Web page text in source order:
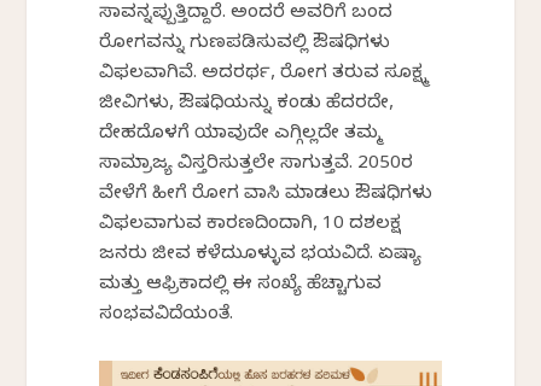
ಸಾವನ್ನಪ್ಪುತ್ತಿದ್ದಾರೆ. ಅಂದರೆ ಅವರಿಗೆ ಬಂದ
ರೋಗವನ್ನು ಗುಣಪಡಿಸುವಲ್ಲಿ ಔಷಧಿಗಳು
ವಿಫಲವಾಗಿವೆ. ಅದರರ್ಥ, ರೋಗ ತರುವ ಸೂಕ್ಷ್ಮ
ಜೀವಿಗಳು, ಔಷಧಿಯನ್ನು ಕಂಡು ಹೆದರದೇ,
ದೇಹದೊಳಗೆ ಯಾವುದೇ ಎಗ್ಗಿಲ್ಲದೇ ತಮ್ಮ
ಸಾಮ್ರಾಜ್ಯ ವಿಸ್ತರಿಸುತ್ತಲೇ ಸಾಗುತ್ತವೆ. 2050ರ
ವೇಳೆಗೆ ಹೀಗೆ ರೋಗ ವಾಸಿ ಮಾಡಲು ಔಷಧಿಗಳು
ವಿಫಲವಾಗುವ ಕಾರಣದಿಂದಾಗಿ, 10 ದಶಲಕ್ಷ
ಜನರು ಜೀವ ಕಳೆದುಕೊಳ್ಳುವ ಭಯವಿದೆ. ಏಷ್ಯಾ
ಮತ್ತು ಆಫ್ರಿಕಾದಲ್ಲಿ ಈ ಸಂಖ್ಯೆ ಹೆಚ್ಚಾಗುವ
ಸಂಭವವಿದೆಯಂತೆ.